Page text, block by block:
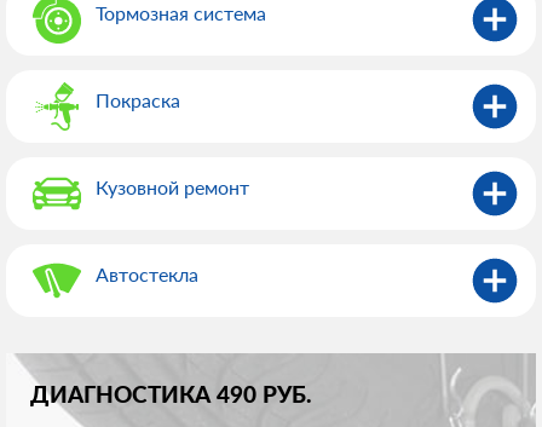
Тормозная система
Покраска
Кузовной ремонт
Автостекла
ДИАГНОСТИКА 490 РУБ.